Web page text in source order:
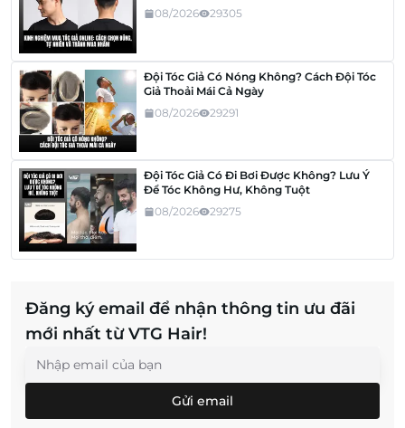
08/2026
29305
Đội Tóc Giả Có Nóng Không? Cách Đội Tóc
Giả Thoải Mái Cả Ngày
08/2026
29291
Đội Tóc Giả Có Đi Bơi Được Không? Lưu Ý
Để Tóc Không Hư, Không Tuột
08/2026
29275
Đăng ký email để nhận thông tin ưu đãi
mới nhất từ VTG Hair!
Gửi email